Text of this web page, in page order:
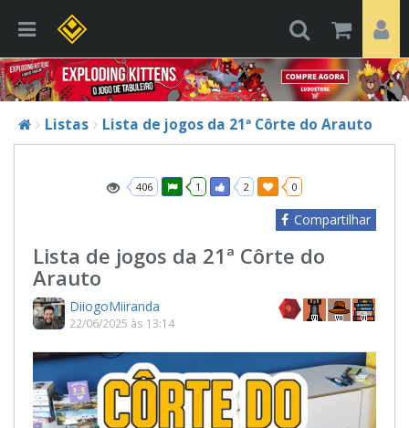
Listas Lista de jogos da 21ª Côrte do Arauto
406 1 2 0
Compartilhar
Lista de jogos da 21ª Côrte do
Arauto
DiiogoMiiranda
22/06/2025 às 13:14